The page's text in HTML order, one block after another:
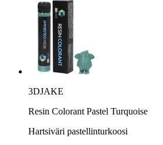
3DJAKE
Resin Colorant Pastel Turquoise
Hartsiväri pastellinturkoosi